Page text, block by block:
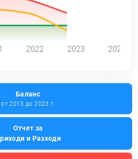
2022 2023 2024
Баланс
от 2013 до 2023 г.
Отчет за
и Разходи